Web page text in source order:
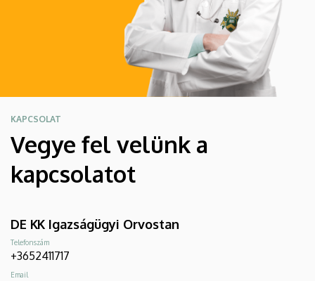
KAPCSOLAT
Vegye fel velünk a
kapcsolatot
DE KK Igazságügyi Orvostan
Telefonszám
+3652411717
Email